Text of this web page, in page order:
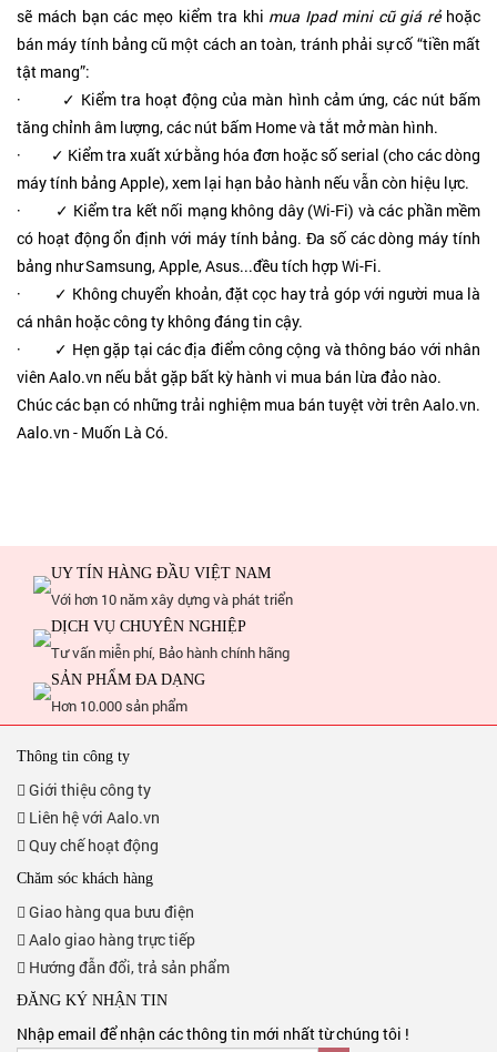
sẽ mách bạn các mẹo kiểm tra khi mua Ipad mini cũ giá rẻhoặc
bán máy tính bảng cũ một cách an toàn, tránh phải sự cố “tiền mất
tật mang”:
· ✓ Kiểm tra hoạt động của màn hình cảm ứng, các nút bấm
tăng chỉnh âm lượng, các nút bấm Home và tắt mở màn hình.
· ✓ Kiểm tra xuất xứ bằng hóa đơn hoặc số serial (cho các dòng
máy tính bảng Apple), xem lại hạn bảo hành nếu vẫn còn hiệu lực.
· ✓ Kiểm tra kết nối mạng không dây (Wi-Fi) và các phần mềm
có hoạt động ổn định với máy tính bảng. Đa số các dòng máy tính
bảng như Samsung, Apple, Asus...đều tích hợp Wi-Fi.
· ✓ Không chuyển khoản, đặt cọc hay trả góp với người mua là
cá nhân hoặc công ty không đáng tin cậy.
· ✓ Hẹn gặp tại các địa điểm công cộng và thông báo với nhân
viên Aalo.vn nếu bắt gặp bất kỳ hành vi mua bán lừa đảo nào.
Chúc các bạn có những trải nghiệm mua bán tuyệt vời trên Aalo.vn.
Aalo.vn - Muốn Là Có.
UY TÍN HÀNG ĐẦU VIỆT NAM
Với hơn 10 năm xây dựng và phát triển
DỊCH VỤ CHUYÊN NGHIỆP
Tư vấn miễn phí, Bảo hành chính hãng
SẢN PHẨM ĐA DẠNG
Hơn 10.000 sản phẩm
Thông tin công ty
Giới thiệu công ty
Liên hệ với Aalo.vn
Quy chế hoạt động
Chăm sóc khách hàng
Giao hàng qua bưu điện
Aalo giao hàng trực tiếp
Hướng đẫn đổi, trả sản phẩm
ĐĂNG KÝ NHẬN TIN
Nhập email để nhận các thông tin mới nhất từ chúng tôi !